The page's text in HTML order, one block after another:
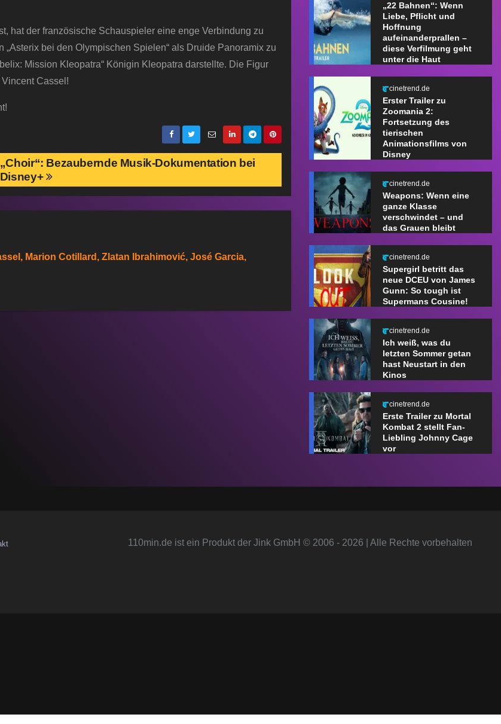
hat der französische Schauspieler eine enge Verbindung zu
bei den Olympischen Spielen“ als Druide Panoramix zu
Mission Kleopatra“ Königin Kleopatra darstellte. Die Figur
Cassel!
„Choir“: Bezaubernde Musik-Dokumentation bei
Disney+
Marion Cotillard, Zlatan Ibrahimović, José Garcia,
„22 Bahnen“: Wenn
Liebe, Pflicht und
Hoffnung
aufeinanderprallen –
diese Verfilmung geht
unter die Haut
cinetrend.de
Erster Trailer zu
Zoomania 2:
Fortsetzung des
tierischen
Animationsfilms von
Disney
cinetrend.de
Weapons: Wenn eine
ganze Klasse
verschwindet – und
das Grauen bleibt
cinetrend.de
Supergirl betritt das
neue DCEU von James
Gunn: So tough ist
Supermans Cousine!
cinetrend.de
Ich weiß, was du
letzten Sommer getan
hast Neustart in den
Kinos
cinetrend.de
Erste Trailer zu Mortal
Kombat 2 stellt Fan-
Liebling Johnny Cage
vor
110min.de ist ein Produkt der Jink GmbH © 2006 - 2026 | Alle Rechte vorbehalten